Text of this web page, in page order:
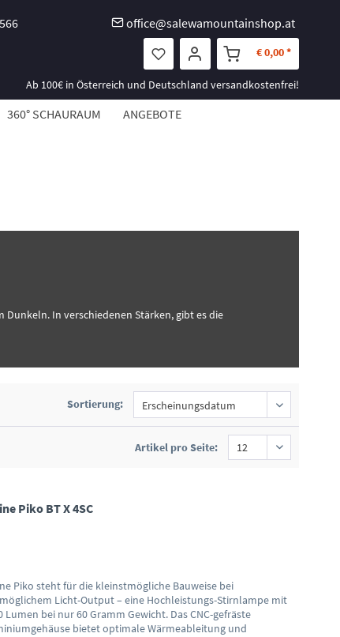
office@salewamountainshop.at
€ 0,00 *
Ab 100€ in Österreich und Deutschland versandkostenfrei!
360° SCHAURAUM ANGEBOTE
In verschiedenen Stärken, gibt es die
Sortierung:
Artikel pro Seite:
Piko BT X 4SC
Piko steht für die kleinstmögliche Bauweise bei
Licht-Output – eine Hochleistungs-Stirnlampe mit
Lumen bei nur 60 Gramm Gewicht. Das CNC-gefräste
bietet optimale Wärmeableitung und